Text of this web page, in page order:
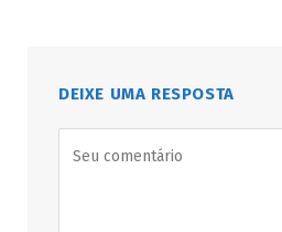
DEIXE UMA RESPOSTA